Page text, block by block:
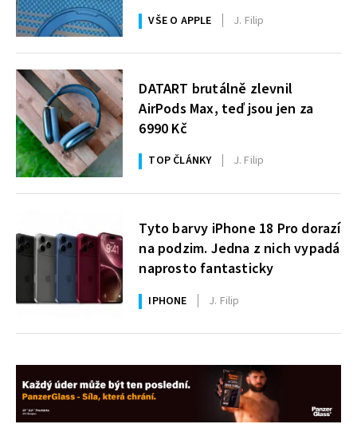
VŠE O APPLE J. Filip
DATART brutálně zlevnil
AirPods Max, teď jsou jen za
6990 Kč
TOP ČLÁNKY J. Filip
Tyto barvy iPhone 18 Pro dorazí
na podzim. Jedna z nich vypadá
naprosto fantasticky
IPHONE J. Filip